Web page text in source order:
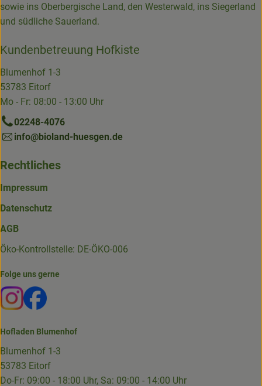
sowie ins Oberbergische Land, den Westerwald, ins Siegerland
und südliche Sauerland.
Kundenbetreuung Hofkiste
Blumenhof 1-3
53783 Eitorf
Mo - Fr: 08:00 - 13:00 Uhr
02248-4076
info@bioland-huesgen.de
Rechtliches
Impressum
Datenschutz
AGB
Öko-Kontrollstelle: DE-ÖKO-006
Folge uns gerne
Externer Link zu https://www.instagram.com/die.hofkiste/
Externer Link zu https://www.facebook.com/p/Die-
Hofladen Blumenhof
Blumenhof 1-3
53783 Eitorf
Do-Fr: 09:00 - 18:00 Uhr, Sa: 09:00 - 14:00 Uhr